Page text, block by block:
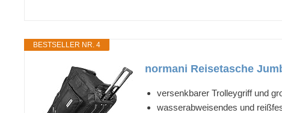
BESTSELLER NR. 4
normani Reisetasche
versenkbarer Trolleygriff und
wasserabweisendes und